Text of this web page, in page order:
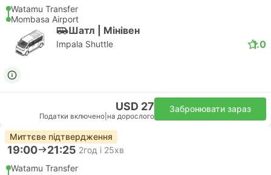
Watamu Transfer
Mombasa Airport
Шатл | Мiнiвен
Impala Shuttle 1.0
USD 27
Податки включено на дорослого
Забронювати зараз
Миттєве підтвердження
19:00 21:25 2год і 25хв
Watamu Transfer